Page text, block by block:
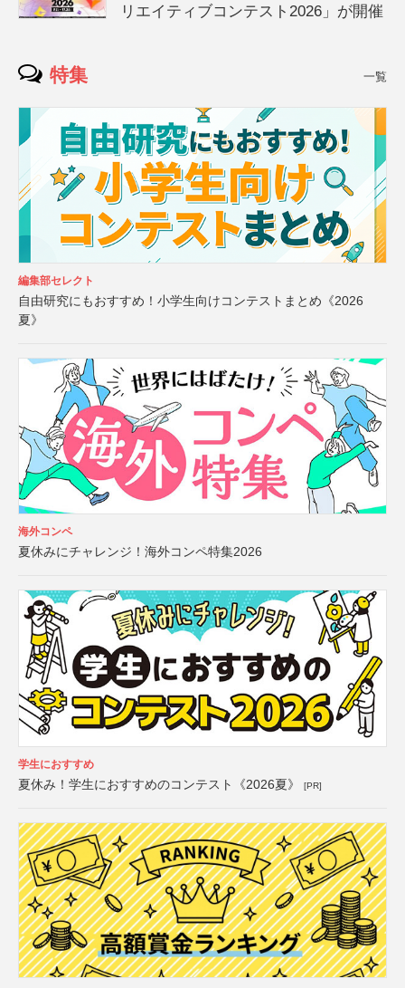
リエイティブコンテスト2026」が開催
特集 一覧
編集部セレクト
自由研究にもおすすめ！小学生向けコンテストまとめ《2026
夏》
海外コンペ
夏休みにチャレンジ！海外コンペ特集2026
学生におすすめ
夏休み！学生におすすめのコンテスト《2026夏》 [PR]